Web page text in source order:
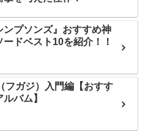
ンプソンズ』おすすめ神
ードベスト10を紹介！！
フガジ）入門編【おすす
バム】